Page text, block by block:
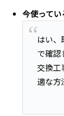
今使って
はい、
で確認
交換工
適な方